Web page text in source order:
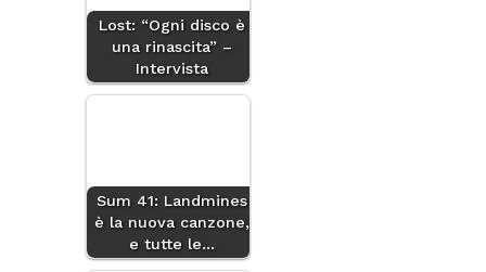
Lost: “Ogni disco è
una rinascita” –
Intervista
Sum 41: Landmines
è la nuova canzone,
e tutte le…